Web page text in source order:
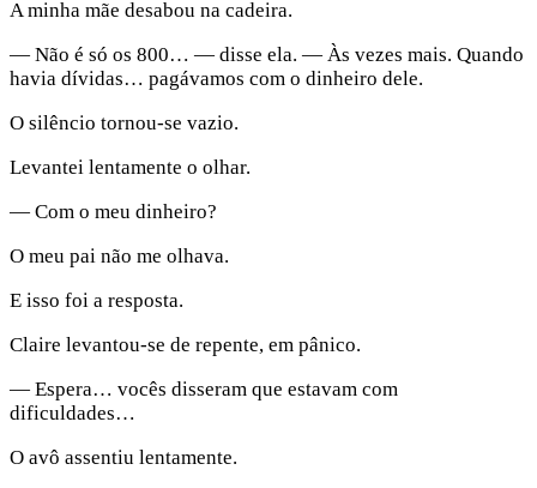
A minha mãe desabou na cadeira.
— Não é só os 800… — disse ela. — Às vezes mais. Quando
havia dívidas… pagávamos com o dinheiro dele.
O silêncio tornou-se vazio.
Levantei lentamente o olhar.
— Com o meu dinheiro?
O meu pai não me olhava.
E isso foi a resposta.
Claire levantou-se de repente, em pânico.
— Espera… vocês disseram que estavam com
dificuldades…
O avô assentiu lentamente.